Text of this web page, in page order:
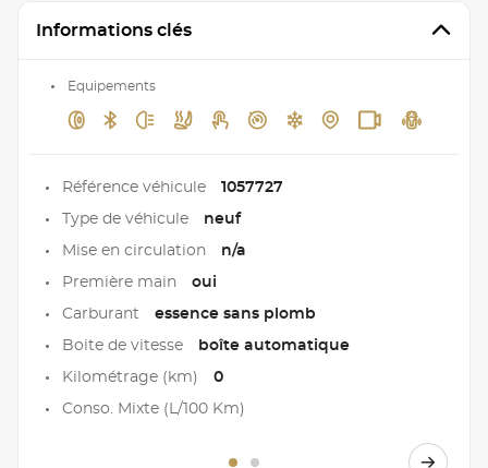
Informations clés
Equipements
Référence véhicule 1057727
Type de véhicule neuf
Mise en circulation n/a
Première main oui
Carburant essence sans plomb
Boite de vitesse boîte automatique
Kilométrage (km) 0
Conso. Mixte (L/100 Km)